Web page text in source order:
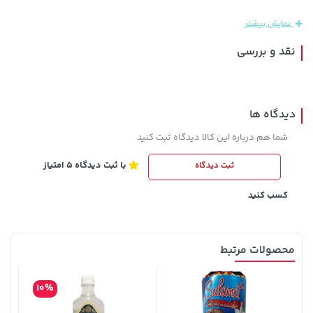
659,900
خرید
1,143,000 تومان
نمایش بیشتر
نقد و بررسی
دیدگاه ها
شما هم درباره این کالا دیدگاه ثبت کنید
ثبت دیدگاه با ثبت دیدگاه 5 امتیاز
کسب کنید
محصولات مرتبط
10%